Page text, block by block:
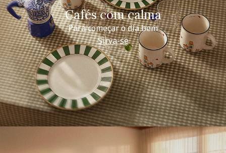
Cafés com calma
Para começar o dia bem
Sirva-se